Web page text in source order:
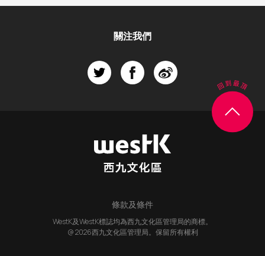
關注我們
條款及條件
WestK及WestK標誌均為西九文化區管理局的商標。
@ 2026西九文化區管理局。保留所有權利